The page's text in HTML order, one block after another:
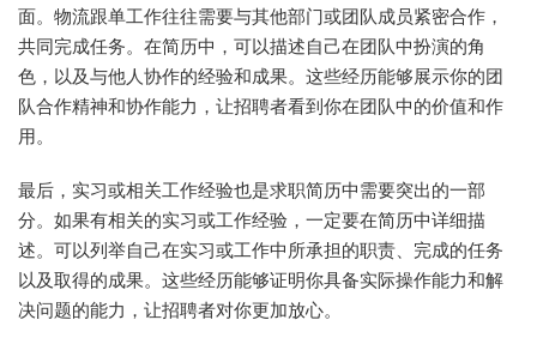
面。物流跟单工作往往需要与其他部门或团队成员紧密合作，
共同完成任务。在简历中，可以描述自己在团队中扮演的角
色，以及与他人协作的经验和成果。这些经历能够展示你的团
队合作精神和协作能力，让招聘者看到你在团队中的价值和作
用。
最后，实习或相关工作经验也是求职简历中需要突出的一部
分。如果有相关的实习或工作经验，一定要在简历中详细描
述。可以列举自己在实习或工作中所承担的职责、完成的任务
以及取得的成果。这些经历能够证明你具备实际操作能力和解
决问题的能力，让招聘者对你更加放心。